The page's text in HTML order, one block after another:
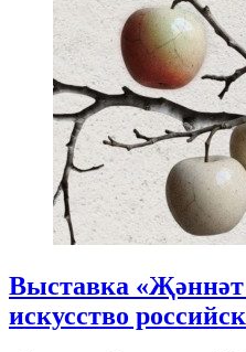
Выставка
искусство